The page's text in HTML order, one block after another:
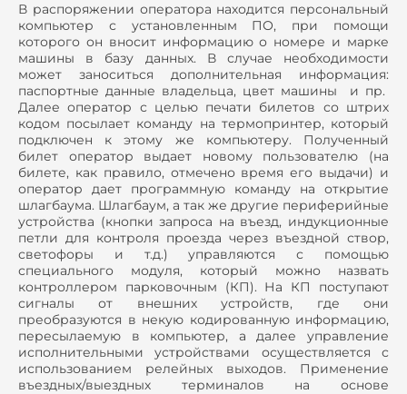
В распоряжении оператора находится персональный
компьютер с установленным ПО, при помощи
которого он вносит информацию о номере и марке
машины в базу данных. В случае необходимости
может заноситься дополнительная информация:
паспортные данные владельца, цвет машины и пр.
Далее оператор с целью печати билетов со штрих
кодом посылает команду на термопринтер, который
подключен к этому же компьютеру. Полученный
билет оператор выдает новому пользователю (на
билете, как правило, отмечено время его выдачи) и
оператор дает программную команду на открытие
шлагбаума. Шлагбаум, а так же другие периферийные
устройства (кнопки запроса на въезд, индукционные
петли для контроля проезда через въездной створ,
светофоры и т.д.) управляются с помощью
специального модуля, который можно назвать
контроллером парковочным (КП). На КП поступают
сигналы от внешних устройств, где они
преобразуются в некую кодированную информацию,
пересылаемую в компьютер, а далее управление
исполнительными устройствами осуществляется с
использованием релейных выходов. Применение
въездных/выездных терминалов на основе